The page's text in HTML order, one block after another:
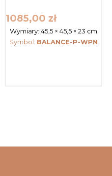
1085,00 zł
Wymiary: 45,5 × 45,5 × 23 cm
Symbol: BALANCE-P-WPN